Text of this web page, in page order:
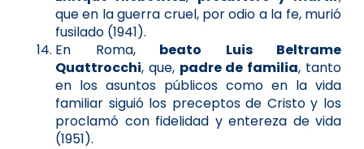
que en la guerra cruel, por odio a la fe, murió
fusilado (1941).
En Roma,beato Luis Beltrame
Quattrocchi, que, padre de familia, tanto
en los asuntos públicos como en la vida
familiar siguió los preceptos de Cristo y los
proclamó con fidelidad y entereza de vida
(1951).